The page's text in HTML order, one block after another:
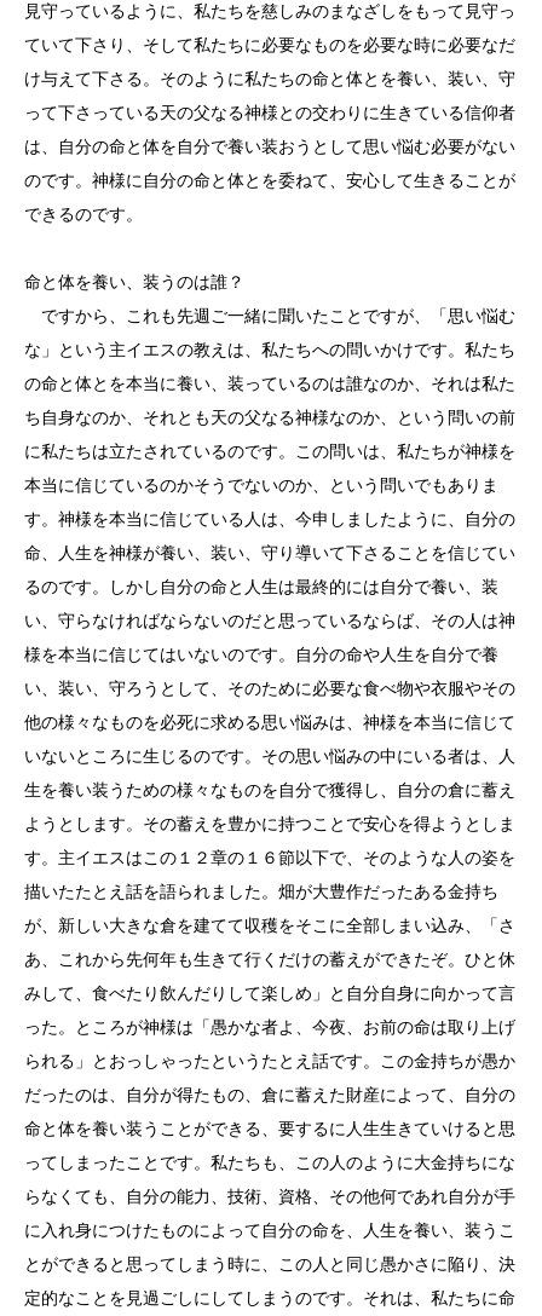
見守っているように、私たちを慈しみのまなざしをもって見守っ
ていて下さり、そして私たちに必要なものを必要な時に必要なだ
け与えて下さる。そのように私たちの命と体とを養い、装い、守
って下さっている天の父なる神様との交わりに生きている信仰者
は、自分の命と体を自分で養い装おうとして思い悩む必要がない
のです。神様に自分の命と体とを委ねて、安心して生きることが
できるのです。
命と体を養い、装うのは誰？
ですから、これも先週ご一緒に聞いたことですが、「思い悩む
な」という主イエスの教えは、私たちへの問いかけです。私たち
の命と体とを本当に養い、装っているのは誰なのか、それは私た
ち自身なのか、それとも天の父なる神様なのか、という問いの前
に私たちは立たされているのです。この問いは、私たちが神様を
本当に信じているのかそうでないのか、という問いでもありま
す。神様を本当に信じている人は、今申しましたように、自分の
命、人生を神様が養い、装い、守り導いて下さることを信じてい
るのです。しかし自分の命と人生は最終的には自分で養い、装
い、守らなければならないのだと思っているならば、その人は神
様を本当に信じてはいないのです。自分の命や人生を自分で養
い、装い、守ろうとして、そのために必要な食べ物や衣服やその
他の様々なものを必死に求める思い悩みは、神様を本当に信じて
いないところに生じるのです。その思い悩みの中にいる者は、人
生を養い装うための様々なものを自分で獲得し、自分の倉に蓄え
ようとします。その蓄えを豊かに持つことで安心を得ようとしま
す。主イエスはこの１２章の１６節以下で、そのような人の姿を
描いたたとえ話を語られました。畑が大豊作だったある金持ち
が、新しい大きな倉を建てて収穫をそこに全部しまい込み、「さ
あ、これから先何年も生きて行くだけの蓄えができたぞ。ひと休
みして、食べたり飲んだりして楽しめ」と自分自身に向かって言
った。ところが神様は「愚かな者よ、今夜、お前の命は取り上げ
られる」とおっしゃったというたとえ話です。この金持ちが愚か
だったのは、自分が得たもの、倉に蓄えた財産によって、自分の
命と体を養い装うことができる、要するに人生生きていけると思
ってしまったことです。私たちも、この人のように大金持ちにな
らなくても、自分の能力、技術、資格、その他何であれ自分が手
に入れ身につけたものによって自分の命を、人生を養い、装うこ
とができると思ってしまう時に、この人と同じ愚かさに陥り、決
定的なことを見過ごしにしてしまうのです。それは、私たちに命